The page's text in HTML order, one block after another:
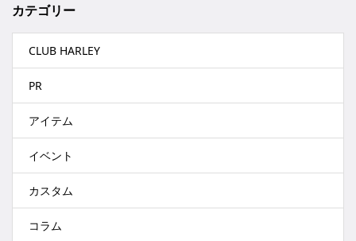
カテゴリー
CLUB HARLEY
PR
アイテム
イベント
カスタム
コラム